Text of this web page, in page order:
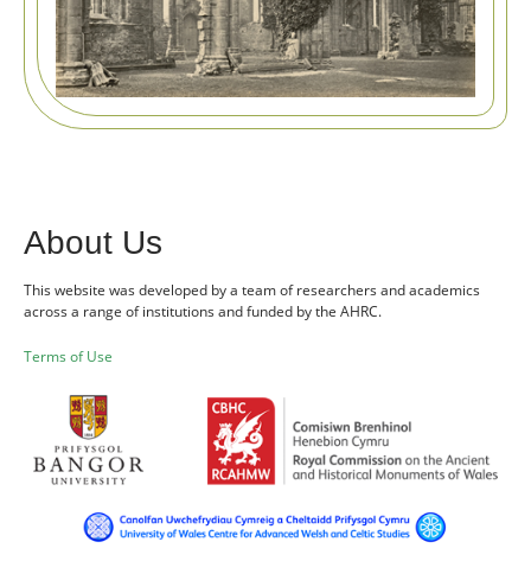
About Us
This website was developed by a team of researchers and academics
across a range of institutions and funded by the AHRC.
Terms of Use